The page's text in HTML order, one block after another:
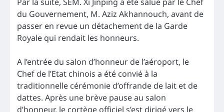
du Gouvernement, M. Aziz Akhannouch, avant de
passer en revue un détachement de la Garde
Royale qui rendait les honneurs.
A l’entrée du salon d’honneur de l’aéroport, le
Chef de l’Etat chinois a été convié à la
traditionnelle cérémonie d’offrande de lait et de
dattes. Après une brève pause au salon
d’honneur, le cortège officiel s’est dirigé vers le